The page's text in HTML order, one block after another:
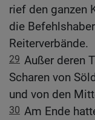
rief den ganzen
die
Reiterverbände.
29 Außer deren
Scharen von
und von den
30 Am Ende